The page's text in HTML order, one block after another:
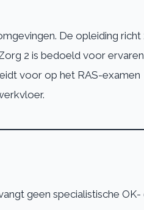
De opleiding richt
2 is bedoeld voor ervaren
voor op het RAS-examen
geen specialistische